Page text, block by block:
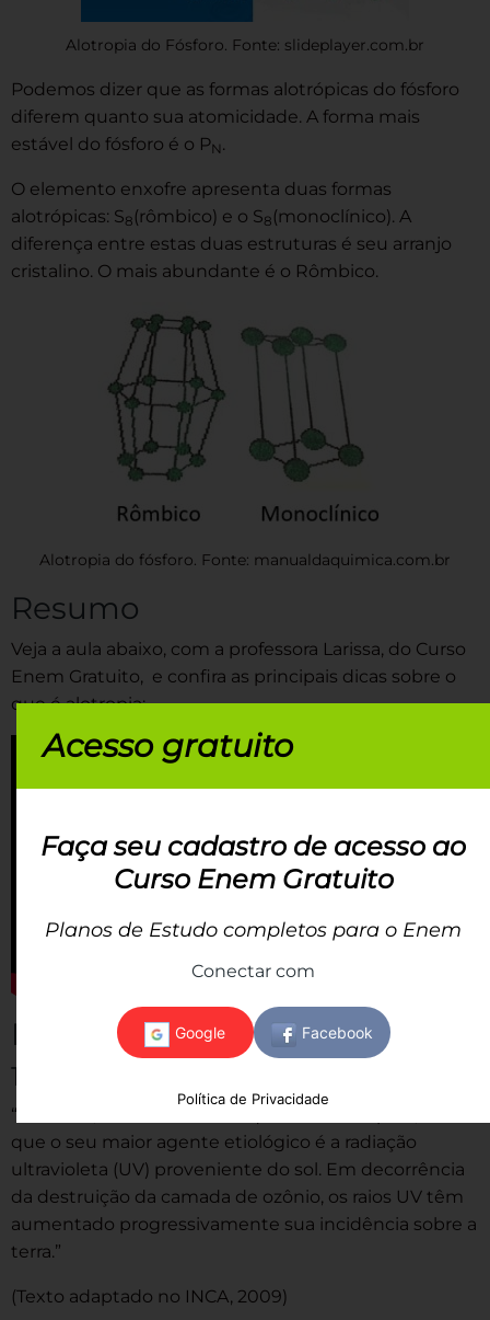
Alotropia do Fósforo. Fonte: slideplayer.com.br
Podemos dizer que as formas alotrópicas do fósforo
diferem quanto sua atomicidade. A forma mais
estável do fósforo é o PN .
O elemento enxofre apresenta duas formas
alotrópicas: S8 (rômbico) e o S8 (monoclínico). A
diferença entre estas duas estruturas é seu arranjo
cristalino. O mais abundante é o Rômbico.
Alotropia do fósforo. Fonte: manualdaquimica.com.br
Resumo
Veja a aula abaixo, com a professora Larissa, do Curso
Enem Gratuito, e confira as principais dicas sobre o
que é alotropia:
Exercícios sobre Alotropia
1) (CFTMG)
“No Brasil, o câncer mais frequente é o de pele, sendo
que o seu maior agente etiológico é a radiação
ultravioleta (UV) proveniente do sol. Em decorrência
da destruição da camada de ozônio, os raios UV têm
aumentado progressivamente sua incidência sobre a
terra.”
(Texto adaptado no INCA, 2009)
Acesso gratuito
Faça seu cadastro de acesso ao
Curso Enem Gratuito
Planos de Estudo completos para o Enem
Conectar com
Política de Privacidade